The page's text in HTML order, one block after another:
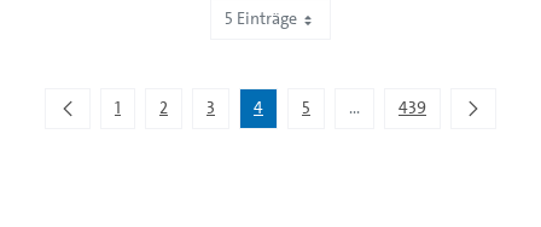
5 Einträge
1 2 3 4 5 ...Zwischenseiten
439